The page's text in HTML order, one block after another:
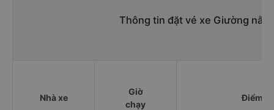
Thông tin đặt vé xe Giường
Nhà xe
Giờ
chạy
Điểm đi